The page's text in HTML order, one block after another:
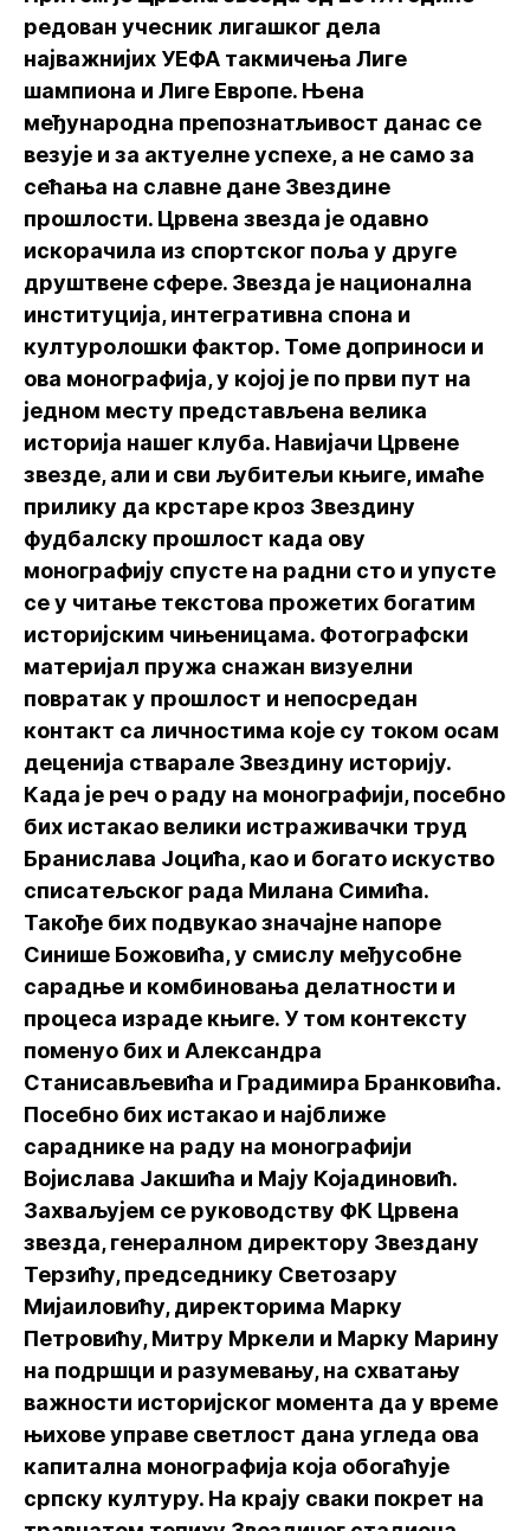
редован учесник лигашког дела
најважнијих УЕФА такмичења Лиге
шампиона и Лиге Европе. Њена
међународна препознатљивост данас се
везује и за актуелне успехе, а не само за
сећања на славне дане Звездине
прошлости. Црвена звезда је одавно
искорачила из спортског поља у друге
друштвене сфере. Звезда је национална
институција, интегративна спона и
културолошки фактор. Томе доприноси и
ова монографија, у којој је по први пут на
једном месту представљена велика
историја нашег клуба. Навијачи Црвене
звезде, али и сви љубитељи књиге, имаће
прилику да крстаре кроз Звездину
фудбалску прошлост када ову
монографију спусте на радни сто и упусте
се у читање текстова прожетих богатим
историјским чињеницама. Фотографски
материјал пружа снажан визуелни
повратак у прошлост и непосредан
контакт са личностима које су током осам
деценија стварале Звездину историју.
Када је реч о раду на монографији, посебно
бих истакао велики истраживачки труд
Бранислава Јоцића, као и богато искуство
списатељског рада Милана Симића.
Такође бих подвукао значајне напоре
Синише Божовића, у смислу међусобне
сарадње и комбиновања делатности и
процеса израде књиге. У том контексту
поменуо бих и Александра
Станисављевића и Градимира Бранковића.
Посебно бих истакао и најближе
сараднике на раду на монографији
Војислава Јакшића и Мају Којадиновић.
Захваљујем се руководству ФК Црвена
звезда, генералном директору Звездану
Терзићу, председнику Светозару
Мијаиловићу, директорима Марку
Петровићу, Митру Мркели и Марку Марину
на подршци и разумевању, на схватању
важности историјског момента да у време
њихове управе светлост дана угледа ова
капитална монографија која обогаћује
српску културу. На крају сваки покрет на